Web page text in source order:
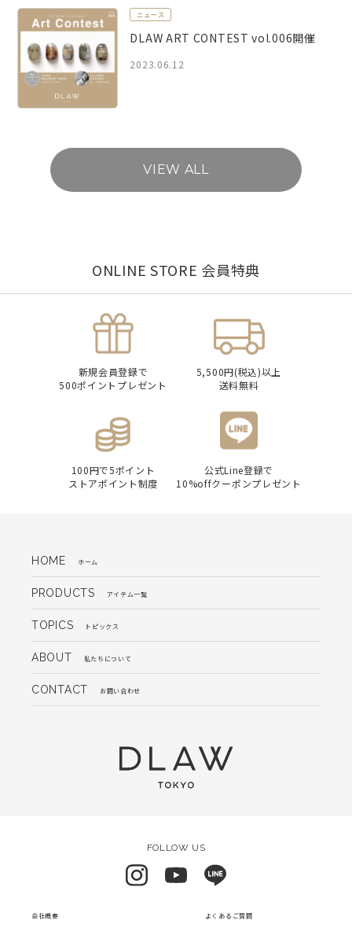
ニュース
DLAW ART CONTEST vol.006開催
2023.06.12
VIEW ALL
ONLINE STORE 会員特典
新規会員登録で
500ポイントプレゼント
5,500円(税込)以上
送料無料
100円で5ポイント
ストアポイント制度
公式Line登録で
10%offクーポンプレゼント
HOME ホーム
PRODUCTS アイテム一覧
TOPICS トピックス
ABOUT 私たちについて
CONTACT お問い合わせ
FOLLOW US
会社概要 よくあるご質問